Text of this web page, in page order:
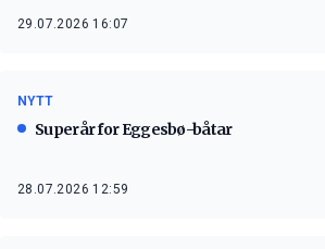
29.07.2026 16:07
NYTT
Superår for Eggesbø-båtar
28.07.2026 12:59